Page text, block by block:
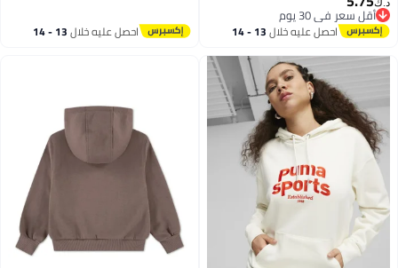
3
د.ك‏
أقل سعر في 30 يوم
أقل سعر في 30 يوماحصل عليه خلال 13 - 14 البنفسجية بدرجة UPF 50+، هودي
سباحة رجالي، حماية من الشمس،
احصل عليه خلال 13 - 14